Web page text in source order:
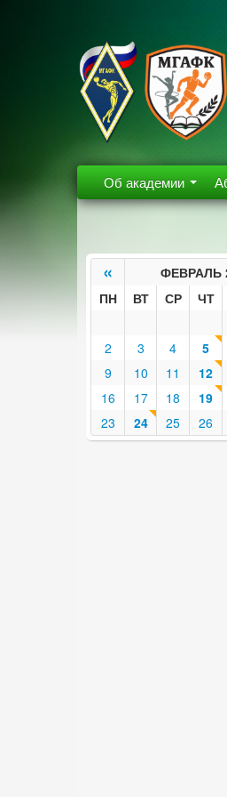
Об академии
« ФЕВРАЛЬ
ПН ВТ СР ЧТ
2
3 4 5
9
10 11 12
16
17 18 19
23
24 25 26